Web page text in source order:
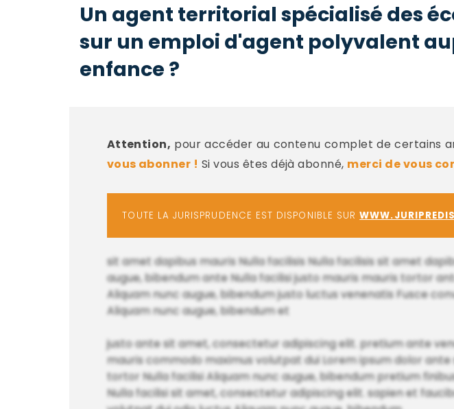
Un agent territorial spécialisé des
sur un emploi d'agent polyvalent
enfance ?
Attention, pour accéder au contenu complet de certains
vous abonner ! Si vous êtes déjà abonné, merci de vous
TOUTE LA JURISPRUDENCE EST DISPONIBLE SUR
sit amet dapibus mauris Nulla facilisis Nulla facilisis sit amet
augue, bibendum ante Nulla facilisi justo mauris mauris tortor
Aliquam nunc augue, bibendum justo luctus venenatis Fusce
Aliquam nunc augue, bibendum et
justo ante sit amet, consectetur adipiscing elit. pretium ante
mauris commodo maximus volutpat dui Lorem ipsum dolor
tortor Nulla facilisi Aliquam nunc augue, bibendum pretium
Nulla facilisi sit amet, consectetur adipiscing elit. sapien et